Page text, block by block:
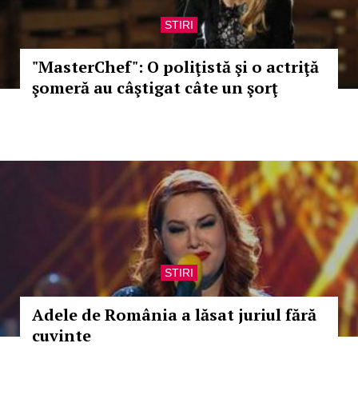
STIRI
"MasterChef": O poliţistă şi o actriţă
şomeră au câştigat câte un şorţ
STIRI
Adele de România a lăsat juriul fără
cuvinte